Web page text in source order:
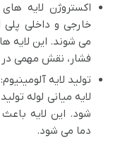
اکستروژن لایه
خارجی و داخلی پلی
می شوند. این لایه
فشار، نقش مهمی در
تولید لایه
لایه میانی لوله
شود. این لایه
دما می شود.